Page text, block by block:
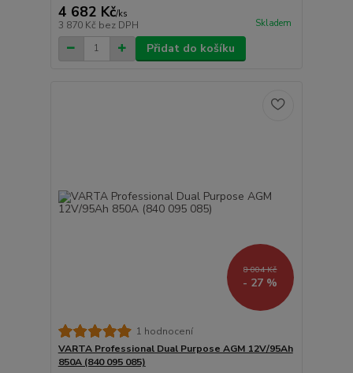
4 682 Kč/ks
3 870 Kč bez DPH Skladem
Přidat do košíku
8 004 Kč
- 27 %
1 hodnocení
VARTA Professional Dual Purpose AGM 12V/95Ah
850A (840 095 085)